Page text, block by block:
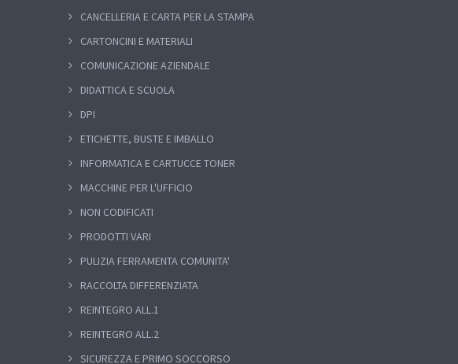
CANCELLERIA E CARTA PER LA STAMPA
CARTONCINI E MATERIALI
COMUNICAZIONE AZIENDALE
DIDATTICA E SCUOLA
DPI
ETICHETTE, BUSTE E IMBALLO
INFORMATICA E CARTUCCE TONER
MACCHINE PER L'UFFICIO
NON CODIFICATI
PRODOTTI VARI
PULIZIA FERRAMENTA COMUNITA'
RACCOLTA DIFFERENZIATA
REINTEGRO ALL.1
REINTEGRO ALL.2
SICUREZZA E PRIMO SOCCORSO